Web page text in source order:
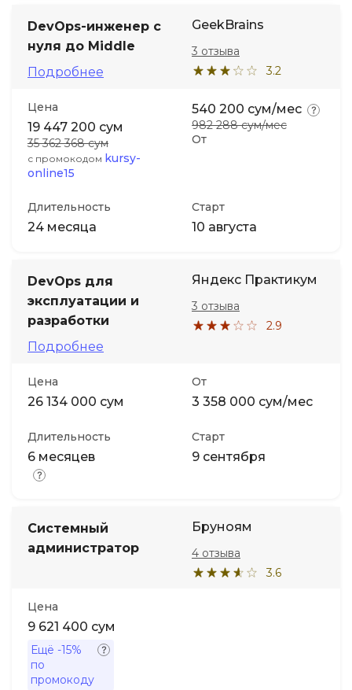
DevOps-инженер с
нуля до Middle
Подробнее
GeekBrains
3.2
3 отзыва
Цена
19 447 200 сум
35 362 368 сум
с промокодом kursy-
online15
От
540 200 сум/мес
982 288 сум/мес
Длительность
24 месяца
Старт
10 августа
DevOps для
эксплуатации и
разработки
Подробнее
Яндекс Практикум
2.9
3 отзыва
Цена
26 134 000 сум
От
3 358 000 сум/мес
Длительность
6 месяцев
Старт
9 сентября
Системный
администратор
Бруноям
3.6
4 отзыва
Цена
9 621 400 сум
Ещё -15%
по
промокоду